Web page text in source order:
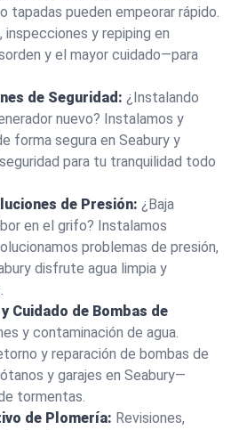
tapadas pueden empeorar rápido.
y repiping en
y el mayor cuidado—para
de Seguridad: ¿Instalando
nuevo? Instalamos y
forma segura en Seabury y
para tu tranquilidad todo
de Presión: ¿Baja
en el grifo? Instalamos
problemas de presión,
disfrute agua limpia y
Cuidado de Bombas de
y contaminación de agua.
y reparación de bombas de
y garajes en Seabury—
tormentas.
de Plomería: Revisiones,